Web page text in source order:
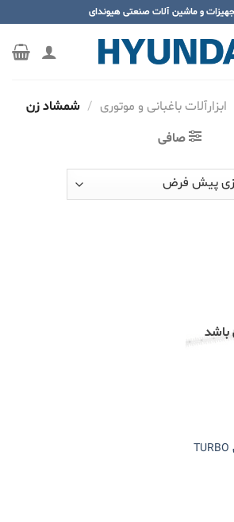
تجهیزات و ماشین آلات صنعتی هیوندای
ابزارآلات باغبانی و موتوری / شمشاد زن
صافی
باشد
شمشاد زن هیوندای مدل TURBO